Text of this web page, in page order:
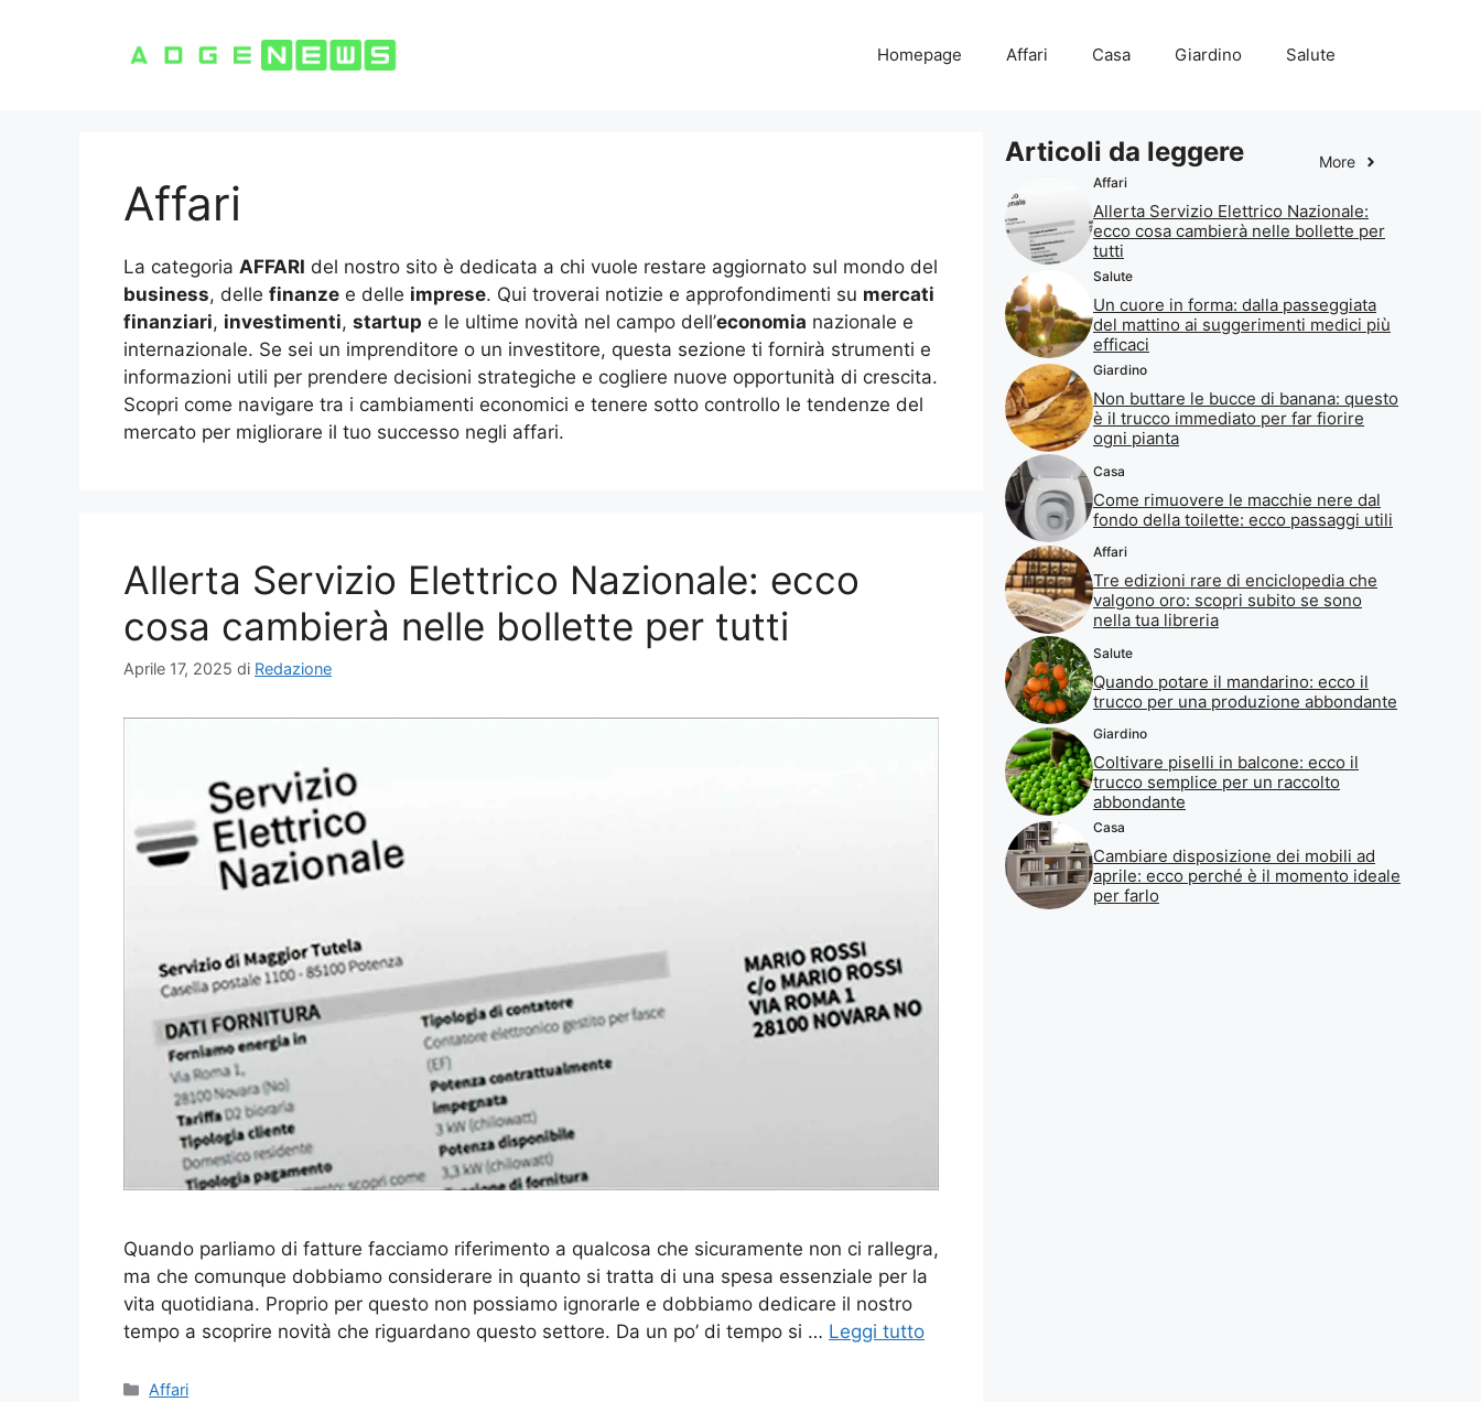
Homepage Affari Casa Giardino Salute
Affari
La categoria AFFARI del nostro sito è dedicata a chi vuole restare aggiornato sul mondo del
business, delle finanze e delle imprese. Qui troverai notizie e approfondimenti su mercati
finanziari, investimenti, startup e le ultime novità nel campo dell’economia nazionale e
internazionale. Se sei un imprenditore o un investitore, questa sezione ti fornirà strumenti e
informazioni utili per prendere decisioni strategiche e cogliere nuove opportunità di crescita.
Scopri come navigare tra i cambiamenti economici e tenere sotto controllo le tendenze del
mercato per migliorare il tuo successo negli affari.
Allerta Servizio Elettrico Nazionale: ecco
cosa cambierà nelle bollette per tutti
Aprile 17, 2025 di Redazione
Quando parliamo di fatture facciamo riferimento a qualcosa che sicuramente non ci rallegra,
ma che comunque dobbiamo considerare in quanto si tratta di una spesa essenziale per la
vita quotidiana. Proprio per questo non possiamo ignorarle e dobbiamo dedicare il nostro
tempo a scoprire novità che riguardano questo settore. Da un po’ di tempo si … Leggi tutto
Categorie
Affari
Articoli da leggere More
Affari
Allerta Servizio Elettrico Nazionale:
ecco cosa cambierà nelle bollette per
tutti
Salute
Un cuore in forma: dalla passeggiata
del mattino ai suggerimenti medici più
efficaci
Giardino
Non buttare le bucce di banana: questo
è il trucco immediato per far fiorire
ogni pianta
Casa
Come rimuovere le macchie nere dal
fondo della toilette: ecco passaggi utili
Affari
Tre edizioni rare di enciclopedia che
valgono oro: scopri subito se sono
nella tua libreria
Salute
Quando potare il mandarino: ecco il
trucco per una produzione abbondante
Giardino
Coltivare piselli in balcone: ecco il
trucco semplice per un raccolto
abbondante
Casa
Cambiare disposizione dei mobili ad
aprile: ecco perché è il momento ideale
per farlo